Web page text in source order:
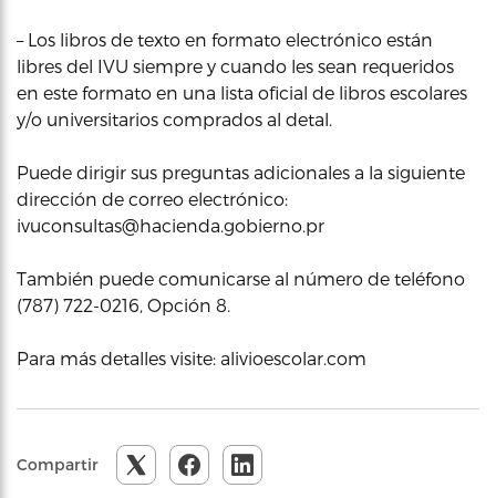
– Los libros de texto en formato electrónico están
libres del IVU siempre y cuando les sean requeridos
en este formato en una lista oficial de libros escolares
y/o universitarios comprados al detal.
Puede dirigir sus preguntas adicionales a la siguiente
dirección de correo electrónico:
ivuconsultas@hacienda.gobierno.pr
También puede comunicarse al número de teléfono
(787) 722-0216, Opción 8.
Para más detalles visite: alivioescolar.com
Compartir